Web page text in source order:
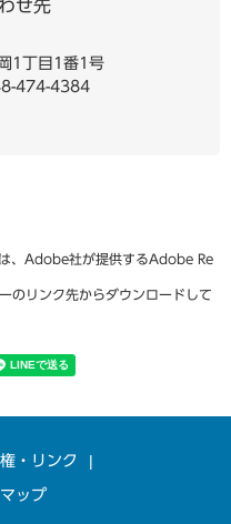
せ先
1丁目1番1号
474-4384
、Adobe社が提供するAdobe Re
のリンク先からダウンロードして
・リンク
ップ